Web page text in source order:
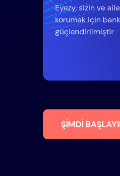
Eyezy, sizin ve
korumak için
güçlendirilmiştir
ŞIMDI